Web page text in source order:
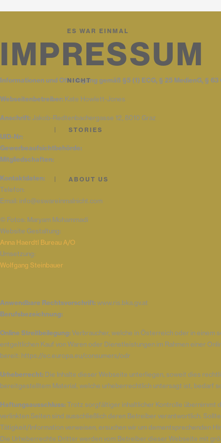
ES WAR EINMAL
NICHT
STORIES
ABOUT US
IMPRESSUM
Informationen und Offenlegung gemäß §5 (1) ECG, § 25 MedienG, § 63
Webseitenbetreiber: Kate Howlett-Jones
Anschrift:Jakob-Redtenbachergasse 12, 8010 Graz
UID-Nr:
Gewerbeaufsichtbehörde:
Mitgliedschaften:
Kontaktdaten:
Telefon:
Email: info@eswareinmalnicht.com
© Fotos: Maryam Mohammadi
Website Gestaltung:
Anna Haerdtl Bureau A/O
Umsetzung:
Wolfgang Steinbauer
Anwendbare Rechtsvorschrift:www.ris.bka.gv.at
Berufsbezeichnung:
Online Streitbeilegung:Verbraucher, welche in Österreich oder in einem
entgeltlichen Kauf von Waren oder Dienstleistungen im Rahmen einer
bereit: https://ec.europa.eu/consumers/odr
Urheberrecht: Die Inhalte dieser Webseite unterliegen, soweit dies
bereitgestelltem Material, welche urheberrechtlich untersagt ist, bedarf
Haftungsausschluss:Trotz sorgfältiger inhaltlicher Kontrolle übernimmt
verlinkten Seiten sind ausschließlich deren Betreiber verantwortlich.
Tätigkeit/Information verweisen, ersuchen wir um dementsprechenden
Die Urheberrechte Dritter werden vom Betreiber dieser Webseite mit